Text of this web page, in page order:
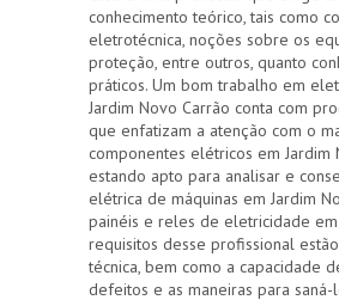
conhecimento teórico, tais como
eletrotécnica, noções sobre os
proteção, entre outros, quanto
práticos. Um bom trabalho em
Jardim Novo Carrão conta com
que enfatizam a atenção com o
componentes elétricos em Jardim
estando apto para analisar e
elétrica de máquinas em Jardim
painéis e reles de eletricidade
requisitos desse profissional
técnica, bem como a capacidade
defeitos e as maneiras para